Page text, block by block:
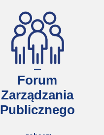
Forum
Zarządzania
Publicznego